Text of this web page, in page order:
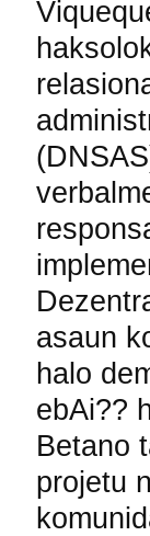
asaun
halo
ebAi??
Betano
projetu